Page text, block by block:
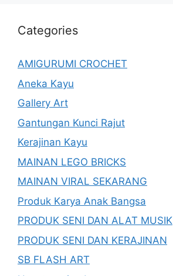
Categories
AMIGURUMI CROCHET
Aneka Kayu
Gallery Art
Gantungan Kunci Rajut
Kerajinan Kayu
MAINAN LEGO BRICKS
MAINAN VIRAL SEKARANG
Produk Karya Anak Bangsa
PRODUK SENI DAN ALAT MUSIK
PRODUK SENI DAN KERAJINAN
SB FLASH ART